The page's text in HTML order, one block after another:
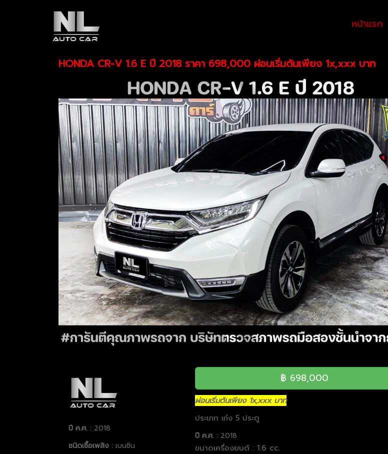
หน้าแรก
CAR / รายละเอียดรถ
HONDA CR-V 1.6 E ปี 2018 ราคา 698,000 ผ่อนเริ่มต้นเพียง 1x,xxx บาท
ปี ค.ศ. : 2018
ชนิดเชื้อเพลิง : เบนซิน
฿ 698,000
ผ่อนเริ่มต้นเพียง 1x,xxx บาท
ประเภท เก๋ง 5 ประตู
ปี ค.ศ. : 2018
ขนาดเครื่องยนต์ : 1.6 cc.